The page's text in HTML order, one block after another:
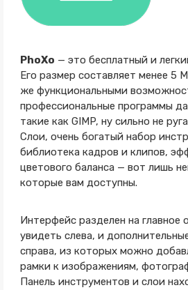
PhoXo — это бесплатный и
Его размер составляет менее 5
же функциональными
профессиональные программы
такие как GIMP, ну сильно не
Слои, очень богатый набор
библиотека кадров и клипов,
цветового баланса — вот лишь
которые вам доступны.
Интерфейс разделен на главное
увидеть слева, и
справа, из которых можно
рамки к изображениям,
Панель инструментов и слои